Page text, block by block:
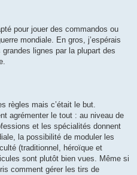
pour jouer des commandos ou
mondiale. En gros, j’espérais
lignes par la plupart des
règles mais c’était le but.
agrémenter le tout : au niveau de
et les spécialités donnent
la possibilité de moduler les
(traditionnel, héroïque et
sont plutôt bien vues. Même si
comment gérer les tirs de